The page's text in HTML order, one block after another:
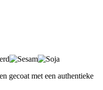
gecoat met een authentieke